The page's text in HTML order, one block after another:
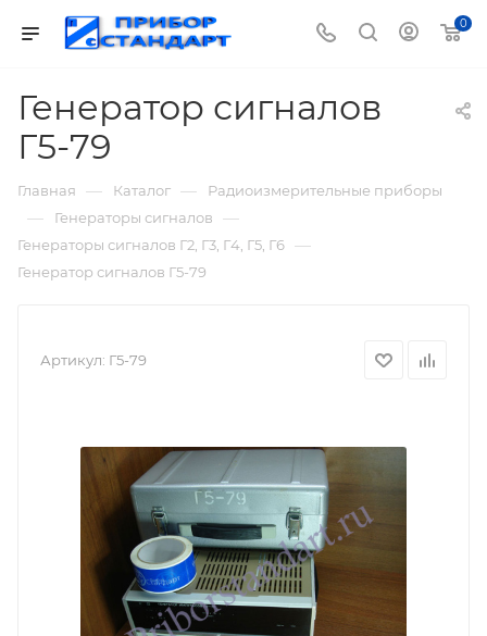
0
Генератор сигналов
Г5-79
Главная — Каталог — Радиоизмерительные приборы
— Генераторы сигналов —
Генераторы сигналов Г2, Г3, Г4, Г5, Г6 —
Генератор сигналов Г5-79
Артикул: Г5-79